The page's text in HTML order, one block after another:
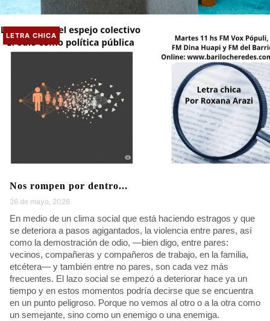
LETRA CHICA
Nos rompen por dentro...
26 de mayo, 2026
En medio de un clima social que está haciendo estragos y que
se deteriora a pasos agigantados, la violencia entre pares, así
como la demostración de odio, —bien digo, entre pares:
vecinos, compañeras y compañeros de trabajo, en la familia,
etcétera— y también entre no pares, son cada vez más
frecuentes. El lazo social se empezó a deteriorar hace ya un
tiempo y en estos momentos podría decirse que se encuentra
en un punto peligroso. Porque no vemos al otro o a la otra como
un semejante, sino como un enemigo o una enemiga.